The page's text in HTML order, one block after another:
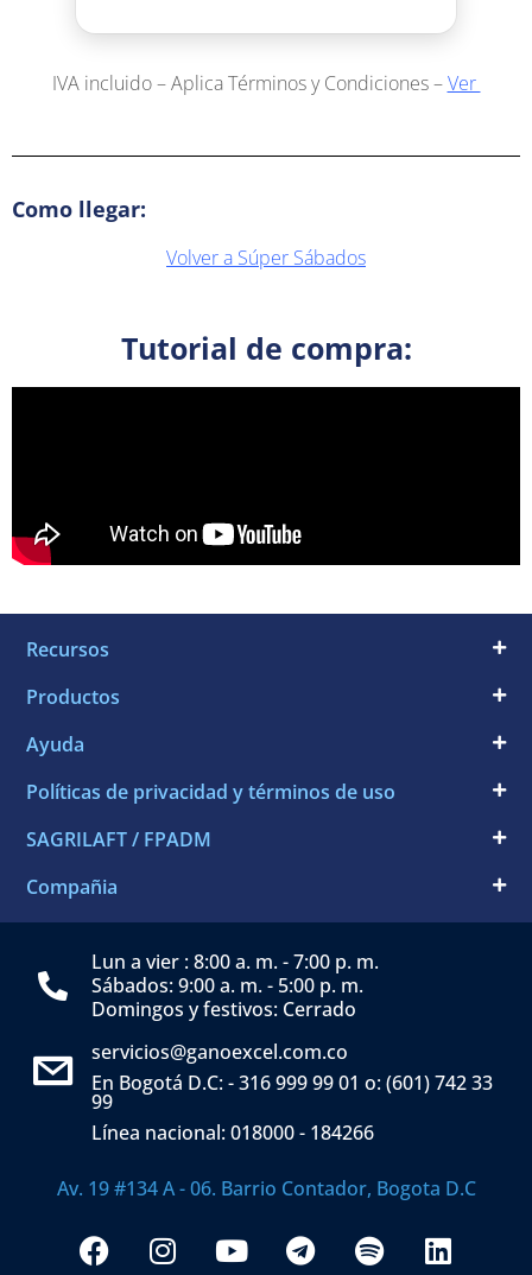
IVA incluido – Aplica Términos y Condiciones –Ver
Como llegar:
Volver a Súper Sábados
Tutorial de compra:
Recursos
Productos
Ayuda
Políticas de privacidad y términos de uso
SAGRILAFT / FPADM
Compañia
Lun a vier : 8:00 a. m. - 7:00 p. m.
Sábados: 9:00 a. m. - 5:00 p. m.
Domingos y festivos: Cerrado
servicios@ganoexcel.com.co
En Bogotá D.C: - 316 999 99 01 o: (601) 742 33
99
Línea nacional: 018000 - 184266
Av. 19 #134 A - 06. Barrio Contador, Bogota D.C